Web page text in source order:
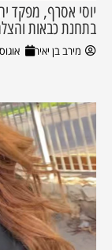
יוסי אסרף, מפקד
בתחנת כבאות
מירב בן יאיר אוגוסט